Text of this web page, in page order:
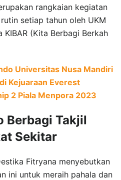
rangkaian kegiatan
setiap tahun oleh UKM
(Kita Berbagi Berkah
Universitas Nusa Mandiri
Kejuaraan Everest
2 Piala Menpora 2023
Berbagi Takjil
Sekitar
Fitryana menyebutkan
ini untuk meraih pahala dan